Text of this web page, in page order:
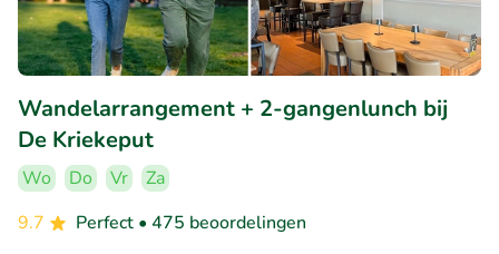
Wandelarrangement + 2-gangenlunch bij
De Kriekeput
Wo Do Vr
Za
9.7
Perfect • 475 beoordelingen